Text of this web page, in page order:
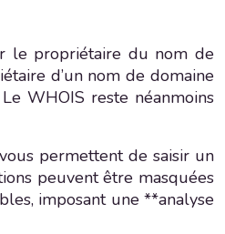
le propriétaire du nom de
d’un nom de domaine
WHOIS reste néanmoins
permettent de saisir un
peuvent être masquées
imposant une **analyse